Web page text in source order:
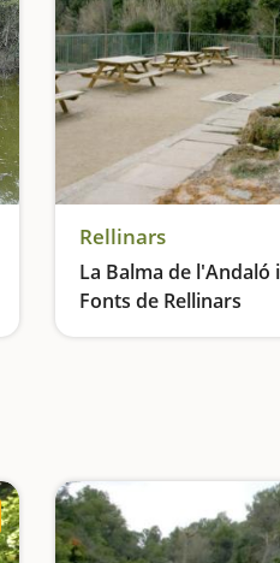
Rellinars
La Balma de l'Andaló
Fonts de Rellinars